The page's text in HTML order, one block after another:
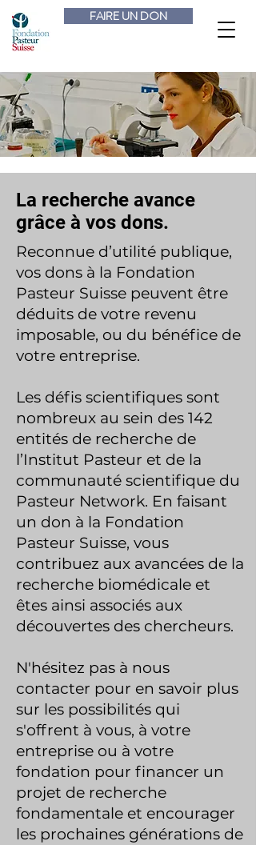
FAIRE UN DON
La recherche avance
grâce à vos dons.
Reconnue d’utilité publique,
vos dons à la Fondation
Pasteur Suisse peuvent être
déduits de votre revenu
imposable, ou du bénéfice de
votre entreprise.
Les défis scientifiques sont
nombreux au sein des 142
entités de recherche de
l’Institut Pasteur et de la
communauté scientifique du
Pasteur Network. En faisant
un don à la Fondation
Pasteur Suisse, vous
contribuez aux avancées de la
recherche biomédicale et
êtes ainsi associés aux
découvertes des chercheurs.
N'hésitez pas à nous
contacter pour en savoir plus
sur les possibilités qui
s'offrent à vous, à votre
entreprise ou à votre
fondation pour financer un
projet de recherche
fondamentale et encourager
les prochaines générations de